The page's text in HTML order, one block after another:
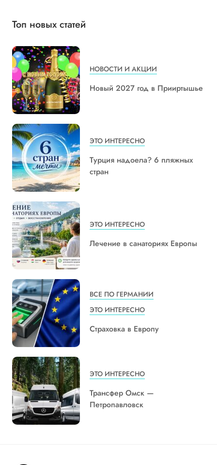
Топ новых статей
НОВОСТИ И АКЦИИ
Новый 2027 год в Прииртышье
ЭТО ИНТЕРЕСНО
Турция надоела? 6 пляжных
стран
ЭТО ИНТЕРЕСНО
Лечение в санаториях Европы
ВСЕ ПО ГЕРМАНИИ
ЭТО ИНТЕРЕСНО
Страховка в Европу
ЭТО ИНТЕРЕСНО
Трансфер Омск —
Петропавловск